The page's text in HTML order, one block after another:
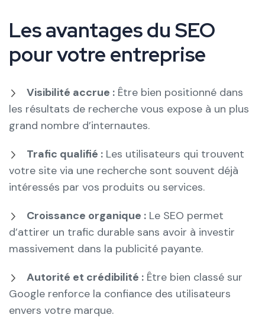
Les avantages du SEO
pour votre entreprise
Visibilité accrue : Être bien positionné dans
les résultats de recherche vous expose à un plus
grand nombre d’internautes.
Trafic qualifié : Les utilisateurs qui trouvent
votre site via une recherche sont souvent déjà
intéressés par vos produits ou services.
Croissance organique : Le SEO permet
d’attirer un trafic durable sans avoir à investir
massivement dans la publicité payante.
Autorité et crédibilité : Être bien classé sur
Google renforce la confiance des utilisateurs
envers votre marque.